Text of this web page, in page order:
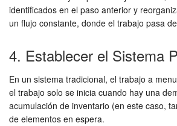
identificados en el paso anterior y
un flujo constante, donde el trabajo pasa
4. Establecer el Sistema
En un sistema tradicional, el trabajo a
el trabajo solo se inicia cuando hay una
acumulación de inventario (en este caso,
de elementos en espera.